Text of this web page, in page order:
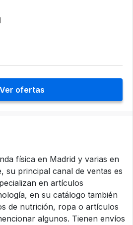
Ver ofertas
física en Madrid y varias en
su principal canal de ventas es
en artículos
en su catálogo también
de nutrición, ropa o artículos
algunos. Tienen envíos